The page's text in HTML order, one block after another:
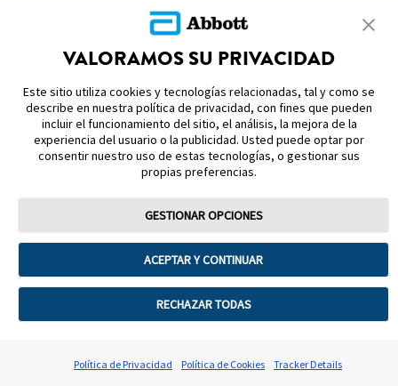
CONTÁCTENOS
©2026 Abbott. La cubierta del sensor, FreeStyle, Libre, y las marcas
comerciales relacionadas son marcas de Abbott. Consulta a tu médico y
lee las instrucciones de uso. Sensor Reg. San. 1090E2017 SSA. Lector Reg.
San. 1602E2022 SSA. Sensor FreeStyle Libre 2 Plus Reg. San. 0995E2025
VALORAMOS SU PRIVACIDAD
Este sitio utiliza cookies y tecnologías relacionadas, tal y como se
describe en nuestra política de privacidad, con fines que pueden
incluir el funcionamiento del sitio, el análisis, la mejora de la
experiencia del usuario o la publicidad. Usted puede optar por
consentir nuestro uso de estas tecnologías, o gestionar sus
propias preferencias.
GESTIONAR OPCIONES
ACEPTAR Y CONTINUAR
RECHAZAR TODAS
Política de Privacidad Política de Cookies Tracker Details